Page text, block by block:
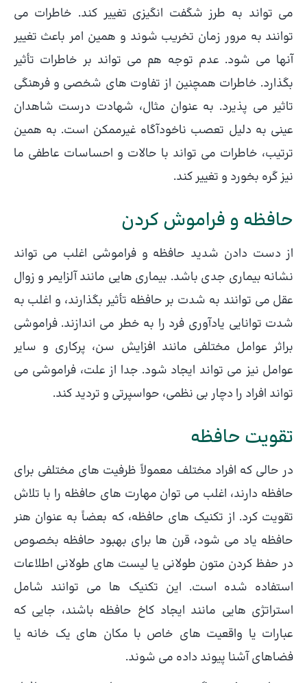
می تواند به طرز شگفت انگیزی تغییر کند. خاطرات می
توانند به مرور زمان تخریب شوند و همین امر باعث تغییر
آنها می شود. عدم توجه هم می تواند بر خاطرات تأثیر
بگذارد. خاطرات همچنین از تفاوت های شخصی و فرهنگی
تاثیر می پذیرد. به عنوان مثال، شهادت درست شاهدان
عینی به دلیل تعصب ناخودآگاه غیرممکن است. به همین
ترتیب، خاطرات می تواند با حالات و احساسات عاطفی ما
نیز گره بخورد و تغییر کند.
حافظه و فراموش کردن
از دست دادن شدید حافظه و فراموشی اغلب می تواند
نشانه بیماری جدی باشد. بیماری هایی مانند آلزایمر و زوال
عقل می توانند به شدت بر حافظه تأثیر بگذارند، و اغلب به
شدت توانایی یادآوری فرد را به خطر می اندازند. فراموشی
براثر عوامل مختلفی مانند افزایش سن، پرکاری و سایر
عوامل نیز می تواند ایجاد شود. جدا از علت، فراموشی می
تواند افراد را دچار بی نظمی، حواسپرتی و تردید کند.
تقویت حافظه
در حالی که افراد مختلف معمولاً ظرفیت های مختلفی برای
حافظه دارند، اغلب می توان مهارت های حافظه را با تلاش
تقویت کرد. از تکنیک های حافظه، که بعضاً به عنوان هنر
حافظه یاد می شود، قرن ها برای بهبود حافظه بخصوص
در حفظ کردن متون طولانی یا لیست های طولانی اطلاعات
استفاده شده است. این تکنیک ها می توانند شامل
استراتژی هایی مانند ایجاد کاخ حافظه باشند، جایی که
عبارات یا واقعیت های خاص با مکان های یک خانه یا
فضاهای آشنا پیوند داده می شوند.